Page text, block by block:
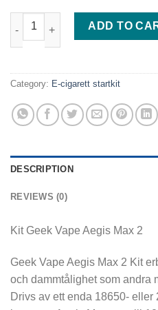
Kit Geek Vape Aegis Max 2
ADD TO
Category: E-cigarett startkit
DESCRIPTION
REVIEWS (0)
Kit Geek Vape Aegis Max 2
Geek Vape Aegis Max 2 Kit
och dammtålighet som andra
Drivs av ett enda 18650-